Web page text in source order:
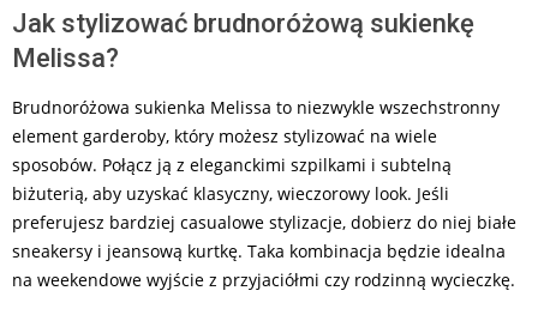
Jak stylizować brudnoróżową sukienkę
Melissa?
Brudnoróżowa sukienka Melissa to niezwykle wszechstronny
element garderoby, który możesz stylizować na wiele
sposobów. Połącz ją z eleganckimi szpilkami i subtelną
biżuterią, aby uzyskać klasyczny, wieczorowy look. Jeśli
preferujesz bardziej casualowe stylizacje, dobierz do niej białe
sneakersy i jeansową kurtkę. Taka kombinacja będzie idealna
na weekendowe wyjście z przyjaciółmi czy rodzinną wycieczkę.